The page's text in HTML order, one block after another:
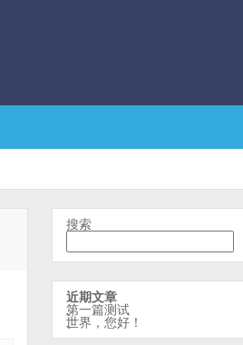
搜索
近期文章
第一篇测试
世界，您好！